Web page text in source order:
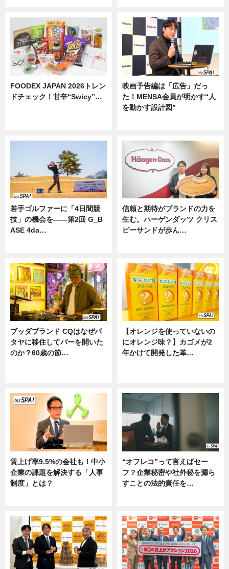
FOODEX JAPAN 2026トレン
ドチェック！甘辛“Swicy”…
映画予告編は「広告」だっ
た！MENSA会員が明かす“人
を動かす設計図”
若手ゴルファーに「4日間競
技」の機会を——第2回 G_B
ASE 4da…
信頼と期待がブランドの力を
生む。ハーゲンダッツ クリス
ピーサンドが歩ん…
ブッダブランド CQはなぜパ
タヤに移住してバーを開いた
のか？60歳の節…
【オレンジを使っていないの
にオレンジ味？】カゴメが2
年かけて開発した革…
賃上げ率9.5%の会社も！中小
企業の課題を解決する「人事
制度」とは？
“オフレコ”って言えばセー
フ？企業秘密や社外秘を漏ら
すことの法的責任を…